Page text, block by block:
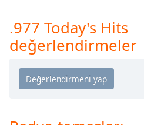
Caption
Area
Background
.977 Today's Hits
değerlendirmeler